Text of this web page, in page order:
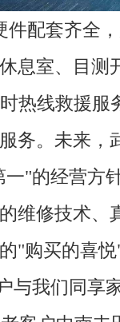
配套齐全
息室、目测
热线救援服
务。未来，
"的经营方
维修技术、
"购买的喜
与我们同享